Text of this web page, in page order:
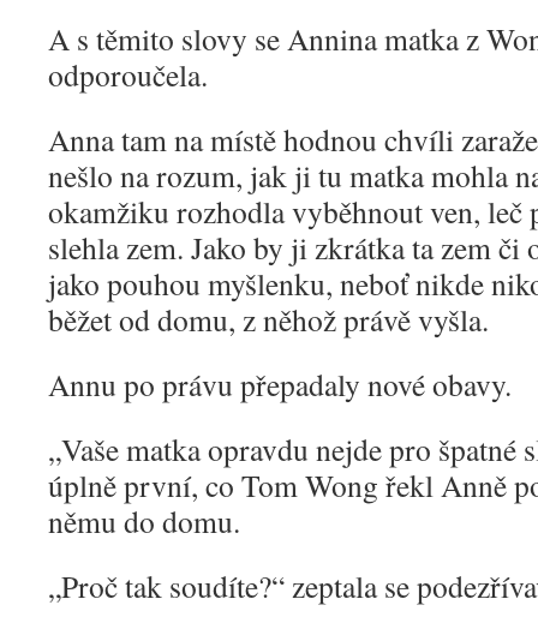
A s těmito slovy se Annina matka z
odporoučela.
Anna tam na místě hodnou chvíli
nešlo na rozum, jak ji tu matka mohla
okamžiku rozhodla vyběhnout ven, leč
slehla zem. Jako by ji zkrátka ta zem
jako pouhou myšlenku, neboť nikde
běžet od domu, z něhož právě vyšla.
Annu po právu přepadaly nové obavy.
„Vaše matka opravdu nejde pro špatné
úplně první, co Tom Wong řekl Anně
němu do domu.
„Proč tak soudíte?“ zeptala se